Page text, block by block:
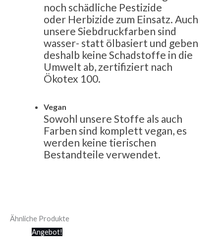
noch schädliche Pestizide
oder Herbizide zum Einsatz. Auch
unsere Siebdruckfarben sind
wasser- statt ölbasiert und geben
deshalb keine Schadstoffe in die
Umwelt ab, zertifiziert nach
Ökotex 100.
Vegan
Sowohl unsere Stoffe als auch
Farben sind komplett vegan, es
werden keine tierischen
Bestandteile verwendet.
Ähnliche Produkte
Angebot!